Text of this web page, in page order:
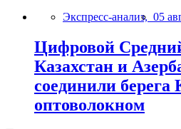
Экспресс-анализ, 05
Цифровой
Казахстан и
соединили берега
оптоволокном